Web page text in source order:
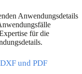
Anwendungsdetails
für die
und PDF